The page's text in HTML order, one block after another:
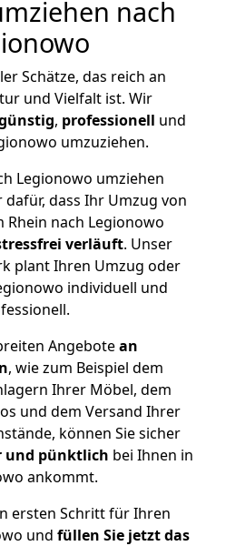
nach
Schätze, das reich an
und Vielfalt ist. Wir
, professionell und
umzuziehen.
Legionowo umziehen
dass Ihr Umzug von
Rhein nach Legionowo
verläuft. Unser
plant Ihren Umzug oder
individuell und
Angebotean
, wie zum Beispiel dem
Ihrer Möbel, dem
und dem Versand Ihrer
können Sie sicher
und pünktlich bei Ihnen in
ankommt.
ersten Schritt für Ihren
und füllen Sie jetzt das